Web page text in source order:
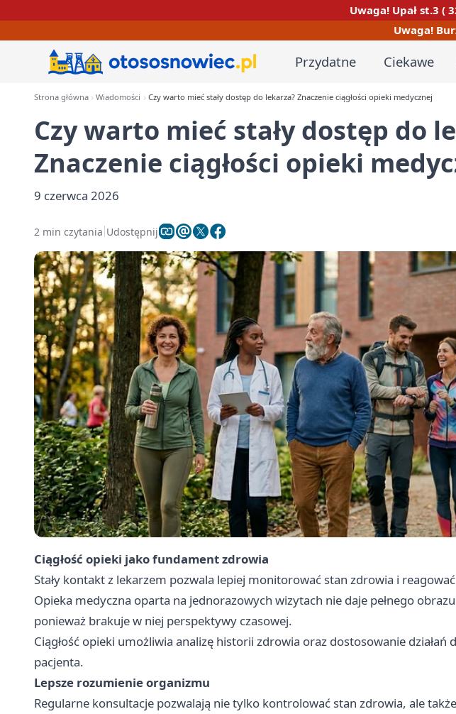
Uwaga! Upał st.3 (
Uwaga!
Przydatne Ciekawe
Strona główna Wiadomości Czy warto mieć stały dostęp do lekarza? Znaczenie ciągłości opieki medycznej
Czy warto mieć stały dostęp do
Znaczenie ciągłości opieki
9 czerwca 2026
2 min czytania Udostępnij
Ciągłość opieki jako fundament zdrowia
Stały kontakt z lekarzem pozwala lepiej monitorować stan zdrowia i
Opieka medyczna oparta na jednorazowych wizytach nie daje pełnego
ponieważ brakuje w niej perspektywy czasowej.
Ciągłość opieki umożliwia analizę historii zdrowia oraz dostosowanie
pacjenta.
Lepsze rozumienie organizmu
Regularne konsultacje pozwalają nie tylko kontrolować stan zdrowia, ale